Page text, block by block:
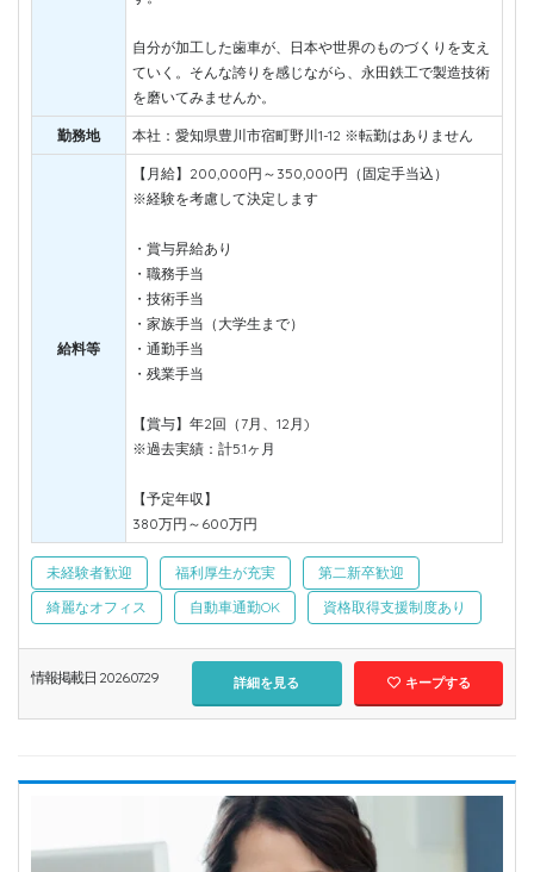
自分が加工した歯車が、日本や世界のものづくりを支え
ていく。そんな誇りを感じながら、永田鉄工で製造技術
を磨いてみませんか。
勤務地 本社：愛知県豊川市宿町野川1-12 ※転勤はありません
給料等
【月給】200,000円～350,000円（固定手当込）
※経験を考慮して決定します
・賞与昇給あり
・職務手当
・技術手当
・家族手当（大学生まで）
・通勤手当
・残業手当
【賞与】年2回（7月、12月)
※過去実績：計5.1ヶ月
【予定年収】
380万円～600万円
未経験者歓迎 福利厚生が充実
第二新卒歓迎
綺麗なオフィス
自動車通勤OK 資格取得支援制度あり
情報掲載日 2026.07.29 詳細を見る キープする